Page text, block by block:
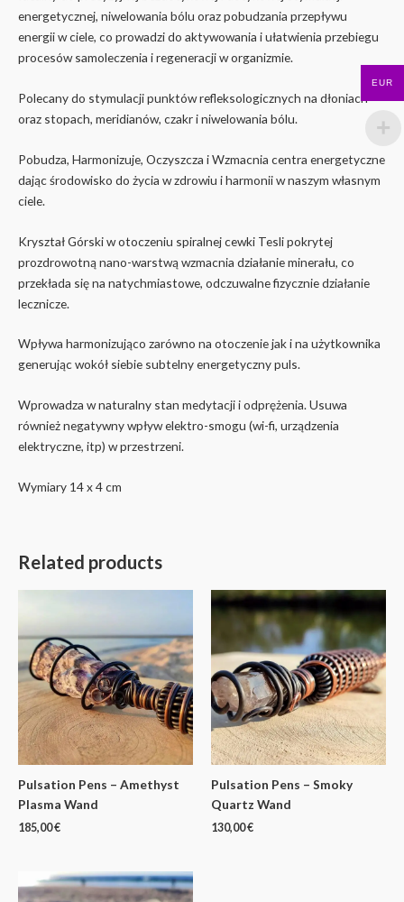
energetycznej, niwelowania bólu oraz pobudzania przepływu
energii w ciele, co prowadzi do aktywowania i ułatwienia przebiegu
procesów samoleczenia i regeneracji w organizmie.
Polecany do stymulacji punktów refleksologicznych na dłoniach
oraz stopach, meridianów, czakr i niwelowania bólu.
Pobudza, Harmonizuje, Oczyszcza i Wzmacnia centra energetyczne
dając środowisko do życia w zdrowiu i harmonii w naszym własnym
ciele.
Kryształ Górski w otoczeniu spiralnej cewki Tesli pokrytej
prozdrowotną nano-warstwą wzmacnia działanie minerału, co
przekłada się na natychmiastowe, odczuwalne fizycznie działanie
lecznicze.
Wpływa harmonizująco zarówno na otoczenie jak i na użytkownika
generując wokół siebie subtelny energetyczny puls.
Wprowadza w naturalny stan medytacji i odprężenia. Usuwa
również negatywny wpływ elektro-smogu (wi-fi, urządzenia
elektryczne, itp) w przestrzeni.
Wymiary 14 x 4 cm
Related products
Pulsation Pens – Amethyst
Plasma Wand
185,00€
Pulsation Pens – Smoky
Quartz Wand
130,00€
EUR